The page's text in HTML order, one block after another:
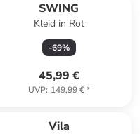
SWING
Kleid in Rot
-69%
45,99 €
UVP: 149,99 €*
Vila